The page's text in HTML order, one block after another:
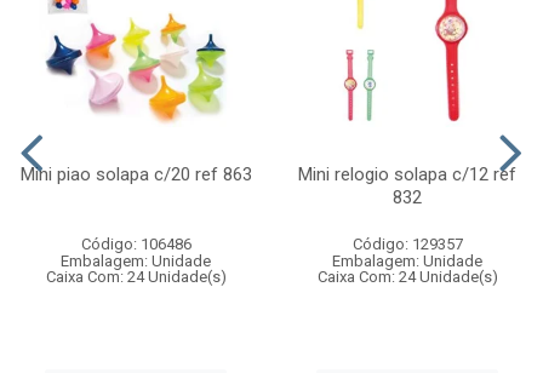
Mini piao solapa c/20 ref 863
Código: 106486
Embalagem: Unidade
Caixa Com: 24 Unidade(s)
Mini relogio solapa c/12 ref
832
Código: 129357
Embalagem: Unidade
Caixa Com: 24 Unidade(s)